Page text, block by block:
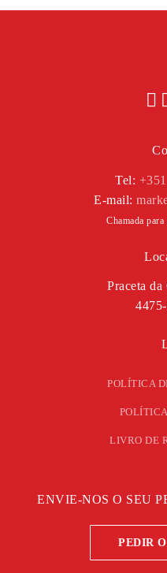
Tel:
E-mail:
Chamada
Praceta da
POLÍTICA
LIVRO DE
ENVIE-NOS O SEU
PEDIR